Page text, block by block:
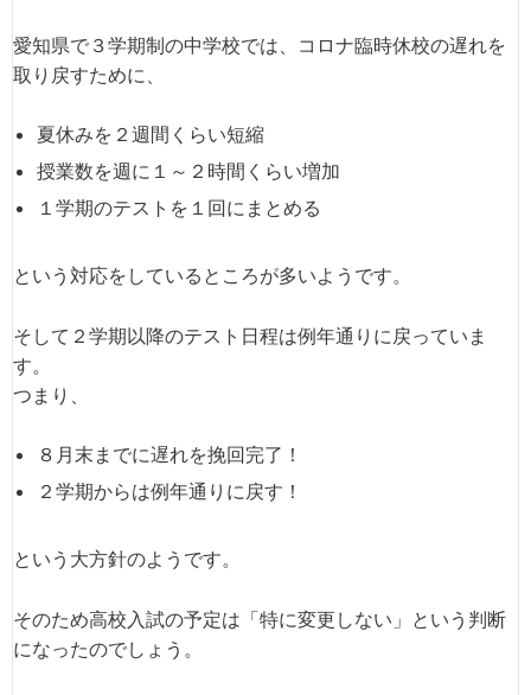
愛知県で３学期制の中学校では、コロナ臨時休校の遅れを
取り戻すために、
夏休みを２週間くらい短縮
授業数を週に１～２時間くらい増加
１学期のテストを１回にまとめる
という対応をしているところが多いようです。
そして２学期以降のテスト日程は例年通りに戻っていま
す。
つまり、
８月末までに遅れを挽回完了！
２学期からは例年通りに戻す！
という大方針のようです。
そのため高校入試の予定は「特に変更しない」という判断
になったのでしょう。